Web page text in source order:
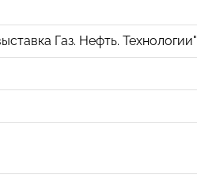
Газ. Нефть. Технологии"